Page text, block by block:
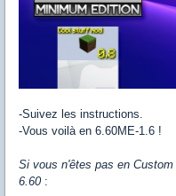
-Suivez les instructions.
-Vous voilà en 6.60ME-1.6 !
Si vous n'êtes pas en
6.60 :